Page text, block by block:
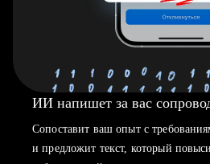
ИИ напишет за вас
Сопоставит ваш опыт с
и предложит текст, который